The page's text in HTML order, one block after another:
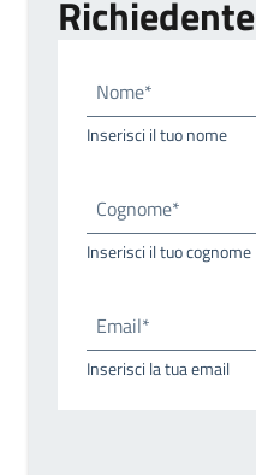
Richiedente
Nome*
Inserisci il tuo nome
Cognome*
Inserisci il tuo cognome
Email*
Inserisci la tua email